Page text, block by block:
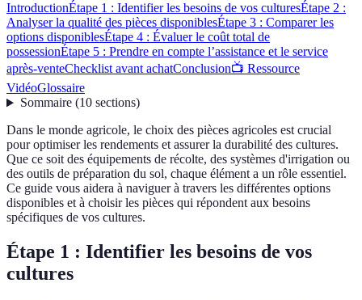
IntroductionÉtape 1 : Identifier les besoins de vos culturesÉtape 2 :
Analyser la qualité des pièces disponiblesÉtape 3 : Comparer les
options disponiblesÉtape 4 : Évaluer le coût total de
possessionÉtape 5 : Prendre en compte l’assistance et le service
après-venteChecklist avant achatConclusion📺 Ressource
VidéoGlossaire
Sommaire(10 sections)
Dans le monde agricole, le choix des pièces agricoles est crucial
pour optimiser les rendements et assurer la durabilité des cultures.
Que ce soit des équipements de récolte, des systèmes d'irrigation ou
des outils de préparation du sol, chaque élément a un rôle essentiel.
Ce guide vous aidera à naviguer à travers les différentes options
disponibles et à choisir les pièces qui répondent aux besoins
spécifiques de vos cultures.
Étape 1 : Identifier les besoins de vos
cultures